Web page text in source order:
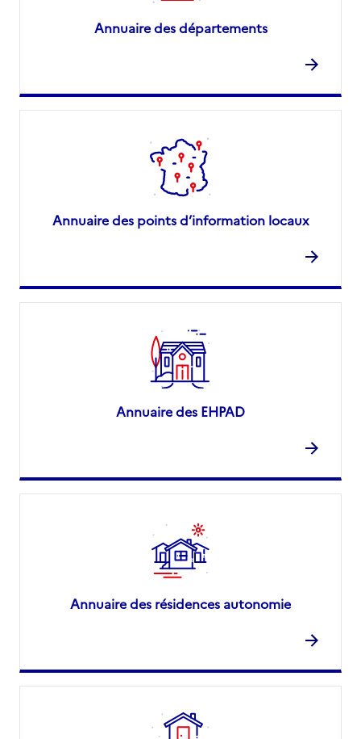
Annuaire des départements
Annuaire des points d’information locaux
Annuaire des EHPAD
Annuaire des résidences autonomie